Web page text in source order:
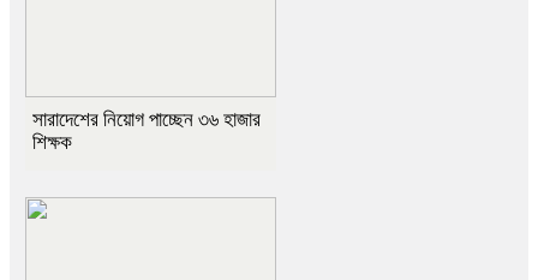
সারাদেশের নিয়োগ পাচ্ছেন ৩৬ হাজার
শিক্ষক